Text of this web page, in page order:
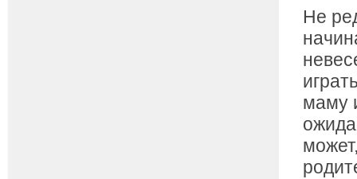
Не
маму